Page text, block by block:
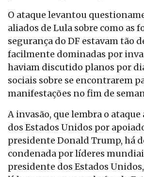
O ataque levantou
aliados de Lula sobre como as
segurança do DF estavam tão
facilmente dominadas por
haviam discutido planos por
sociais sobre se encontrarem
manifestações no fim de
A invasão, que lembra o
dos Estados Unidos por
presidente Donald Trump, há
condenada por líderes
presidente dos Estados Unidos,